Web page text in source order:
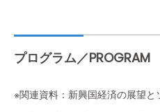
プログラム／PROGRAM
※関連資料：新興国経済の展望